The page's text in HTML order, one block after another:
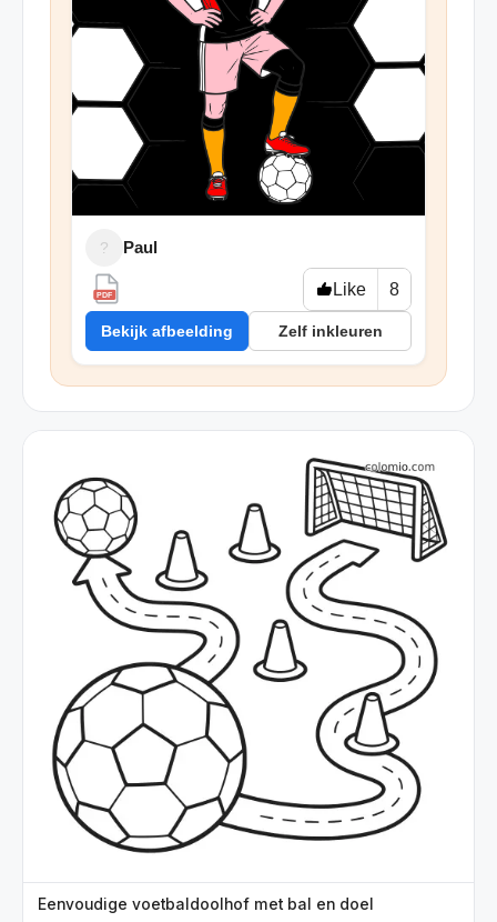
? Paul
PDF Like 8
Bekijk afbeelding Zelf inkleuren
Eenvoudige voetbaldoolhof met bal en doel